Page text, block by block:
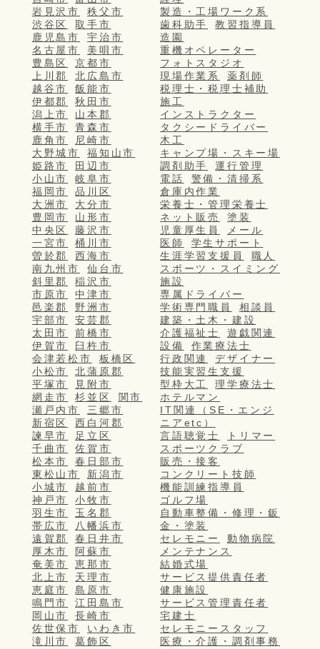
岩見沢市
秩父市
渋谷区
取手市
鹿児島市
宇治市
名古屋市
美唄市
豊島区
京都市
上川郡
北広島市
越谷市
飯能市
伊都郡
秋田市
潟上市
山本郡
横手市
青森市
鹿角市
尼崎市
大野城市
福知山市
姫路市
田辺市
小山市
岐阜市
福岡市
品川区
大洲市
大分市
豊岡市
山形市
中央区
藤沢市
一宮市
桶川市
曽於郡
西海市
南九州市
仙台市
斜里郡
稲沢市
市原市
中津市
邑楽郡
野洲市
宇部市
安芸郡
太田市
前橋市
伊賀市
臼杵市
会津若松市
板橋区
小松市
北蒲原郡
平塚市
見附市
網走市
杉並区
関市
瀬戸内市
三郷市
新宿区
西白河郡
諫早市
足立区
千曲市
佐賀市
松本市
春日部市
東松山市
新潟市
小城市
越前市
神戸市
小牧市
羽生市
玉名郡
帯広市
八幡浜市
遠賀郡
春日井市
厚木市
阿蘇市
奄美市
恵那市
北上市
天理市
恵庭市
島原市
鳴門市
江田島市
岡山市
長崎市
佐世保市
いわき市
滝川市
葛飾区
製造・工場ワーク系
歯科助手
教習指導員
造園
重機オペレーター
フォトスタジオ
現場作業系
薬剤師
税理士・税理士補助
施工
インストラクター
タクシードライバー
木工
キャンプ場・スキー場
調剤助手
運行管理
電話
警備・清掃系
倉庫内作業
栄養士・管理栄養士
ネット販売
塗装
児童厚生員
メール
医師
学生サポート
生涯学習支援員
職人
スポーツ・スイミング
施設
専属ドライバー
学術専門職員
相談員
建築・土木・建設
介護福祉士
遊戯関連
設備
作業療法士
行政関連
デザイナー
技能実習生支援
型枠大工
理学療法士
ホテルマン
IT関連（SE・エンジ
ニアetc）
言語聴覚士
トリマー
スポーツクラブ
販売・接客
コンクリート技師
機能訓練指導員
ゴルフ場
自動車整備・修理・鈑
金・塗装
セレモニー
動物病院
メンテナンス
結婚式場
サービス提供責任者
健康施設
サービス管理責任者
宅建士
セレモニースタッフ
医療・介護・調剤事務